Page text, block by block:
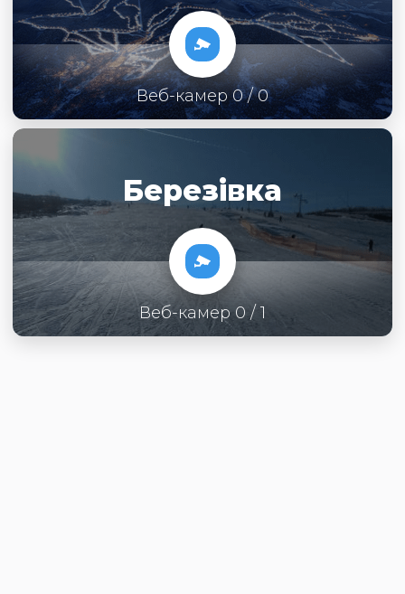
Веб-камер 0 / 0
Березівка
Веб-камер 0 / 1